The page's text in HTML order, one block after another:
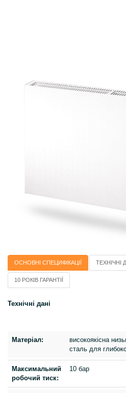
ОСНОВНІ СПЕЦИФІКАЦІЇ ТЕХНІЧНІ
10 РОКІВ ГАРАНТІЇ
Технічні дані
Матеріал:
високоякісна
сталь для
Максимальний
робочий тиск:
10 бар